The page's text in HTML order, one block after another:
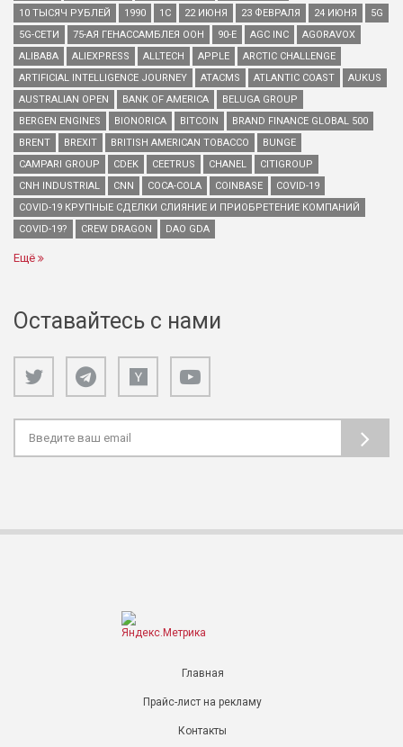
10 ТЫСЯЧ РУБЛЕЙ
1990 1С 22 ИЮНЯ 23 ФЕВРАЛЯ 24 ИЮНЯ
5G
5G-СЕТИ
75-АЯ ГЕНАССАМБЛЕЯ ООН 90-Е AGC INC
AGORAVOX
ALIBABA
ALIEXPRESS ALLTECH APPLE
ARCTIC CHALLENGE
ARTIFICIAL INTELLIGENCE JOURNEY
ATACMS ATLANTIC COAST
AUKUS
AUSTRALIAN OPEN
BANK OF AMERICA
BELUGA GROUP
BERGEN ENGINES
BIONORICA BITCOIN
BRAND FINANCE GLOBAL 500
BRENT
BREXIT BRITISH AMERICAN TOBACCO
BUNGE
CAMPARI GROUP
CDEK CEETRUS CHANEL
CITIGROUP
CNH INDUSTRIAL
CNN COCA-COLA COINBASE
COVID-19
COVID-19 КРУПНЫЕ СДЕЛКИ СЛИЯНИЕ И ПРИОБРЕТЕНИЕ КОМПАНИЙ
COVID-19?
CREW DRAGON DAO GDA
Ещё
Оставайтесь с нами
Главная
Прайс-лист на рекламу
Контакты